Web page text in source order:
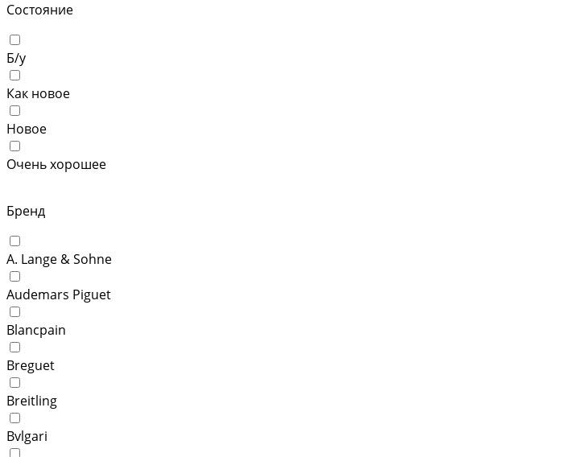
Состояние
Б/у
Как новое
Новое
Очень хорошее
Бренд
A. Lange & Sohne
Audemars Piguet
Blancpain
Breguet
Breitling
Bvlgari